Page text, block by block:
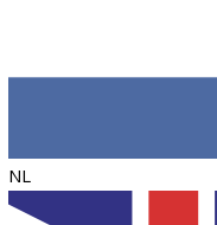
NL